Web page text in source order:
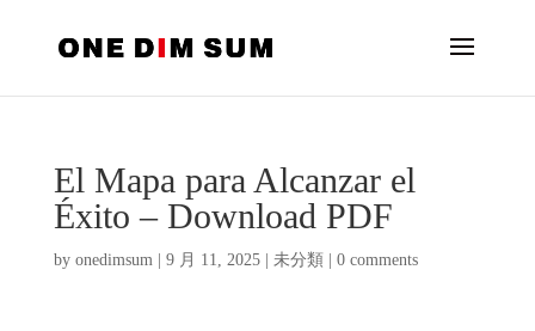
El Mapa para Alcanzar el
Éxito – Download PDF
by onedimsum| 9 月 11, 2025| 未分類 0 comments